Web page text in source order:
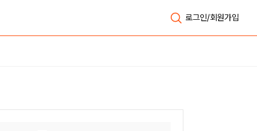
로그인/회원가입